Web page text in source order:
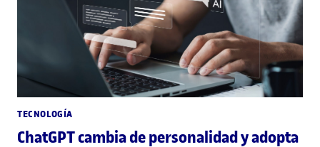
TECNOLOGÍA
ChatGPT cambia de personalidad y adopta